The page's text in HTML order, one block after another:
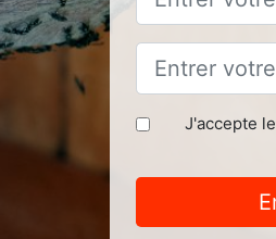
J'accepte